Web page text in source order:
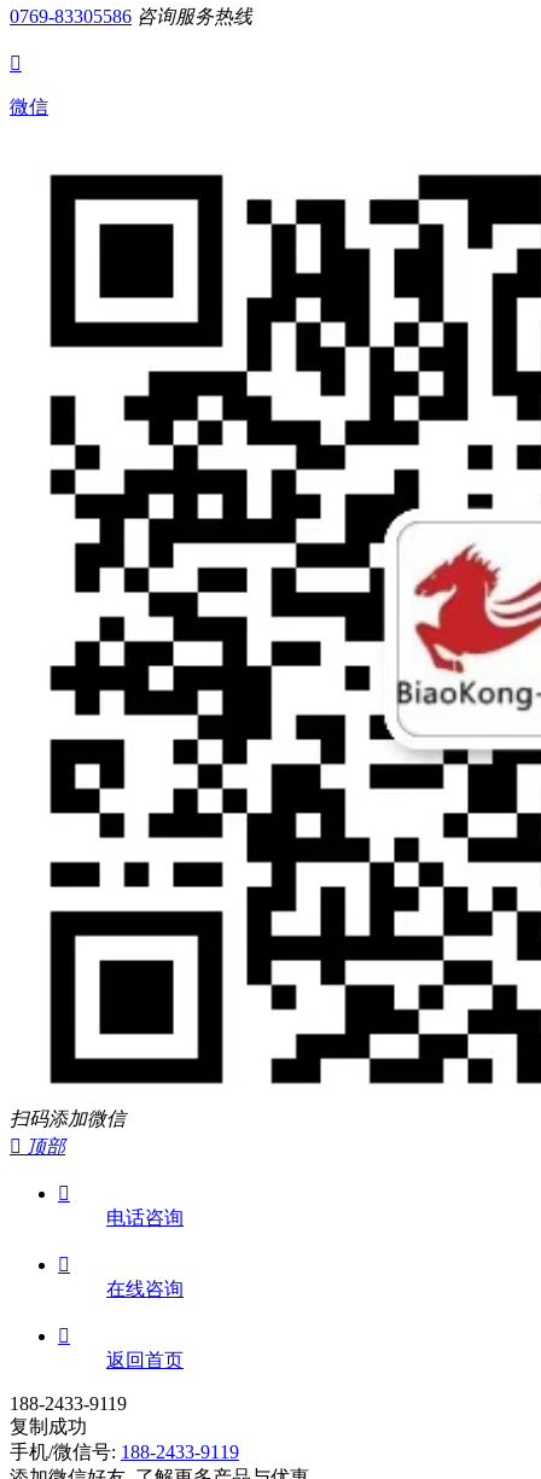
0769-83305586 咨询服务热线

微信
扫码添加微信
 顶部

电话咨询

在线咨询

返回首页
188-2433-9119
复制成功
手机/微信号: 188-2433-9119